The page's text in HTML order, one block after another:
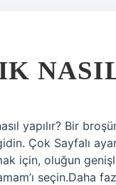
yapılır? Bir
Çok Sayfalı
için, oluğun
seçin.Daha